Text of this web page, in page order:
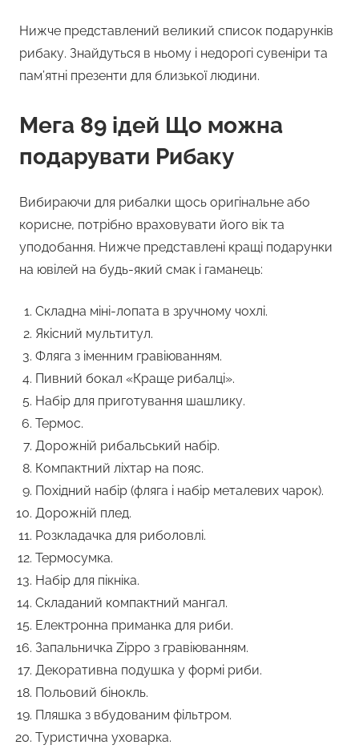
Нижче представлений великий список подарунків
рибаку. Знайдуться в ньому і недорогі сувеніри та
пам’ятні презенти для близької людини.
Мега 89 ідей Що можна
подарувати Рибаку
Вибираючи для рибалки щось оригінальне або
корисне, потрібно враховувати його вік та
уподобання. Нижче представлені кращі подарунки
на ювілей на будь-який смак і гаманець:
Складна міні-лопата в зручному чохлі.
Якісний мультитул.
Фляга з іменним гравіюванням.
Пивний бокал «Краще рибалці».
Набір для приготування шашлику.
Термос.
Дорожній рибальський набір.
Компактний ліхтар на пояс.
Похідний набір (фляга і набір металевих чарок).
Дорожній плед.
Розкладачка для риболовлі.
Термосумка.
Набір для пікніка.
Складаний компактний мангал.
Електронна приманка для риби.
Запальничка Zippo з гравіюванням.
Декоративна подушка у формі риби.
Польовий бінокль.
Пляшка з вбудованим фільтром.
Туристична уховарка.